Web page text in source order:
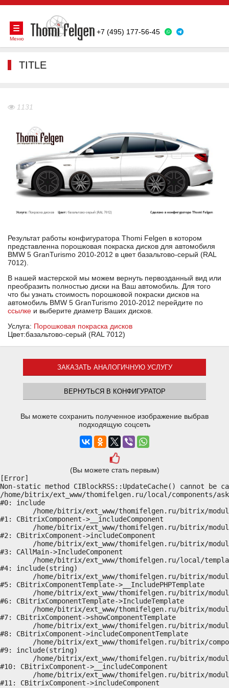
+7 (495) 177-56-45
Меню
TITLE
1131
Результат работы конфигуратора Thomi Felgen в котором
представленна порошковая покраска дисков для автомобиля
BMW 5 GranTurismo 2010-2012 в цвет базальтово-серый (RAL
7012).
В нашей мастерской мы можем вернуть первозданный вид или
преобразить полностью диски на Ваш автомобиль. Для того
что бы узнать стоимость порошковой покраски дисков на
автомобиль BMW 5 GranTurismo 2010-2012 перейдите по
ссылке и выберите диаметр Ваших дисков.
Услуга: Порошковая покраска дисков
Цвет:базальтово-серый (RAL 7012)
ЗАКАЗАТЬ АНАЛОГИЧНУЮ УСЛУГУ
ВЕРНУТЬСЯ В КОНФИГУРАТОР
Вы можете сохранить полученное изображение выбрав
подходящую соцсеть
(Вы можете стать первым)
[Error]
Non-static method CIBlockRSS::UpdateCache() cannot
/home/bitrix/ext_www/thomifelgen.ru/local/components/
#0: include
#1: CBitrixComponent->__includeComponent
#2: CBitrixComponent->includeComponent
#3: CAllMain->IncludeComponent
#4: include(string)
#5: CBitrixComponentTemplate->__IncludePHPTemplate
#6: CBitrixComponentTemplate->IncludeTemplate
#7: CBitrixComponent->showComponentTemplate
#8: CBitrixComponent->includeComponentTemplate
#9: include(string)
#10: CBitrixComponent->__includeComponent
#11: CBitrixComponent->includeComponent